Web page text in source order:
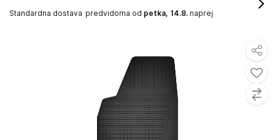
Standardna dostava predvidoma od petka, 14.8. naprej